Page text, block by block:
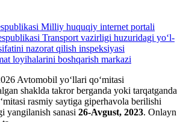
Milliy huquqiy internet portali
Transport vazirligi huzuridagi yo‘l-
nazorat qilish inspeksiyasi
loyihalarini boshqarish markazi
Avtomobil yo‘llari qo‘mitasi
shaklda takror berganda yoki tarqatganda
rasmiy saytiga giperhavola berilishi
yangilanish sanasi 26-Avgust, 2023. Onlayn